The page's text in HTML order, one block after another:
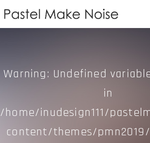
Warning: Undefined
in
/home/inudesign111/
content/themes/